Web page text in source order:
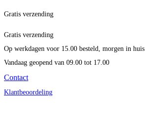
Gratis verzending
Gratis verzending
Op werkdagen voor 15.00 besteld, morgen in huis
Vandaag geopend van 09.00 tot 17.00
Contact
Klantbeoordeling